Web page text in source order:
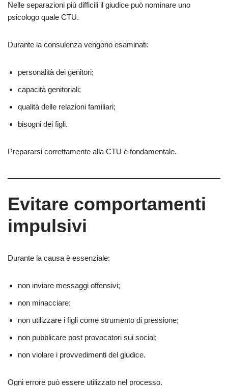
Nelle separazioni più difficili il giudice può nominare uno
psicologo quale CTU.
Durante la consulenza vengono esaminati:
personalità dei genitori;
capacità genitoriali;
qualità delle relazioni familiari;
bisogni dei figli.
Prepararsi correttamente alla CTU è fondamentale.
Evitare comportamenti
impulsivi
Durante la causa è essenziale:
non inviare messaggi offensivi;
non minacciare;
non utilizzare i figli come strumento di pressione;
non pubblicare post provocatori sui social;
non violare i provvedimenti del giudice.
Ogni errore può essere utilizzato nel processo.